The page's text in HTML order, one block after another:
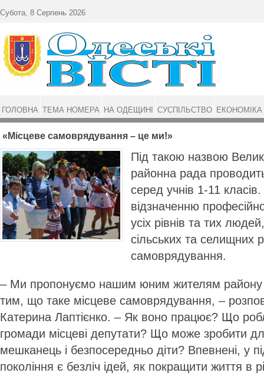
«Місцеве самоврядування – це ми!»
Під такою назвою
районна рада
серед учнів 1-11
відзначенню
усіх рівнів та тих
сільських та селищних
самоврядування.
– Ми пропонуємо нашим юним жителям району
тим, що таке місцеве самоврядування, –
Катерина Лаптієнко. – Як воно працює? Що
громади місцеві депутати? Що може зробити
мешканець і безпосередньо діти? Впевнені, у
покоління є безліч ідей, як покращити життя в
Субота, 8 Серпень 2026
ГОЛОВНА ТЕМА НОМЕРА НА ОДЕЩИНІ СУСПІЛЬСТВО ЕКОНОМІКА